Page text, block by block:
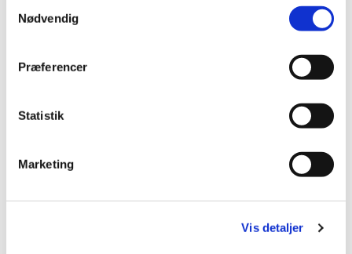
Nødvendig
Præferencer
Statistik
Marketing
Vis detaljer
Hvad skal du gøre inden du kommer til
deponeringsanlægget
Få en liste over hvad du må deponere
Aflevering af asbest til Horsens
Deponeringsanlæg og Mellemdepot